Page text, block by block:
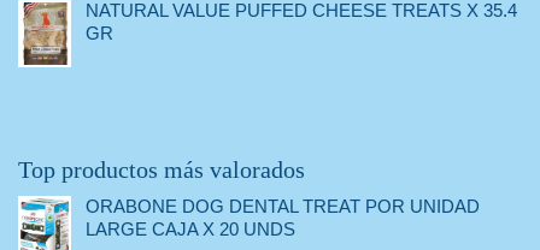
NATURAL VALUE PUFFED CHEESE TREATS X 35.4
GR
Top productos más valorados
ORABONE DOG DENTAL TREAT POR UNIDAD
LARGE CAJA X 20 UNDS